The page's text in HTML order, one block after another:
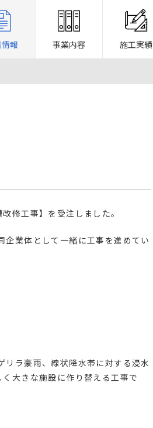
報 事業内容 施工実績
修工事】を受注しました。
企業体として一緒に工事を進めてい
リラ豪雨、線状降水帯に対する浸水
大きな施設に作り替える工事で